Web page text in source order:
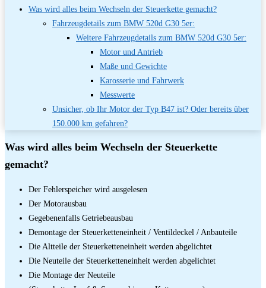
Was wird alles beim Wechseln der Steuerkette gemacht?
Fahrzeugdetails zum BMW 520d G30 5er:
Weitere Fahrzeugdetails zum BMW 520d G30 5er:
Motor und Antrieb
Maße und Gewichte
Karosserie und Fahrwerk
Messwerte
Unsicher, ob Ihr Motor der Typ B47 ist? Oder bereits über
150.000 km gefahren?
Was wird alles beim Wechseln der Steuerkette
gemacht?
Der Fehlerspeicher wird ausgelesen
Der Motorausbau
Gegebenenfalls Getriebeausbau
Demontage der Steuerketteneinheit / Ventildeckel / Anbauteile
Die Altteile der Steuerketteneinheit werden abgelichtet
Die Neuteile der Steuerketteneinheit werden abgelichtet
Die Montage der Neuteile